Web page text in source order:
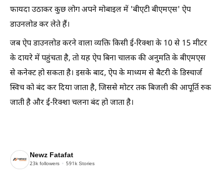
फायदा उठाकर कुछ लोग अपने मोबाइल में 'बीएटी बीएमएस' ऐप
डाउनलोड कर लेते हैं।
जब ऐप डाउनलोड करने वाला व्यक्ति किसी ई-रिक्शा के 10 से 15 मीटर
के दायरे में पहुंचता है, तो यह ऐप बिना चालक की अनुमति के बीएमएस
से कनेक्ट हो सकता है। इसके बाद, ऐप के माध्यम से बैटरी के डिस्चार्ज
स्विच को बंद कर दिया जाता है, जिससे मोटर तक बिजली की आपूर्ति रुक
जाती है और ई-रिक्शा चलना बंद हो जाता है।
Newz Fatafat
23k followers 591k Stories